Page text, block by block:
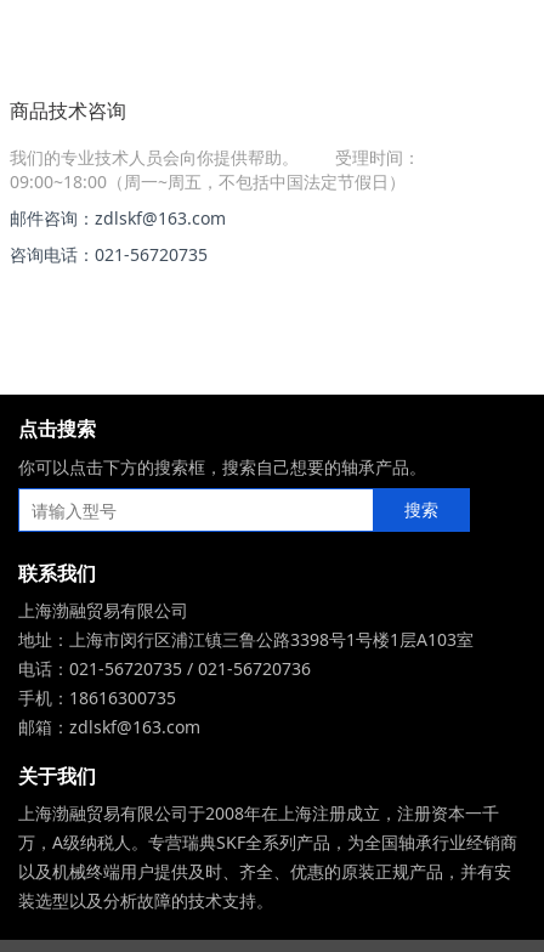
商品技术咨询
我们的专业技术人员会向你提供帮助。
受理时间：
09:00~18:00（周一~周五，不包括中国法定节假日）
邮件咨询：zdlskf@163.com
咨询电话：021-56720735
点击搜索
你可以点击下方的搜索框，搜索自己想要的轴承产品。
联系我们
上海渤融贸易有限公司
地址：上海市闵行区浦江镇三鲁公路3398号1号楼1层A103室
电话：021-56720735 / 021-56720736
手机：18616300735
邮箱：zdlskf@163.com
关于我们
上海渤融贸易有限公司于2008年在上海注册成立，注册资本一千
万，A级纳税人。专营瑞典SKF全系列产品，为全国轴承行业经销商
以及机械终端用户提供及时、齐全、优惠的原装正规产品，并有安
装选型以及分析故障的技术支持。